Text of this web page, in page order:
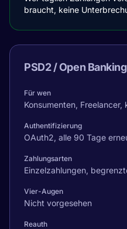
braucht, keine
PSD2 / Open Banking
Für wen
Konsumenten, Freelancer,
Authentifizierung
OAuth2, alle 90 Tage
Zahlungsarten
Einzelzahlungen,
Vier-Augen
Nicht vorgesehen
Reauth